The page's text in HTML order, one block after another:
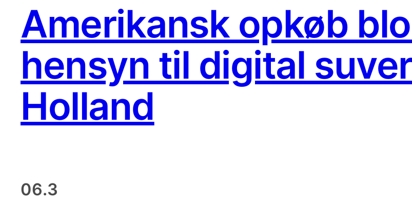
Amerikansk opkøb
hensyn til digital
Holland
06.3